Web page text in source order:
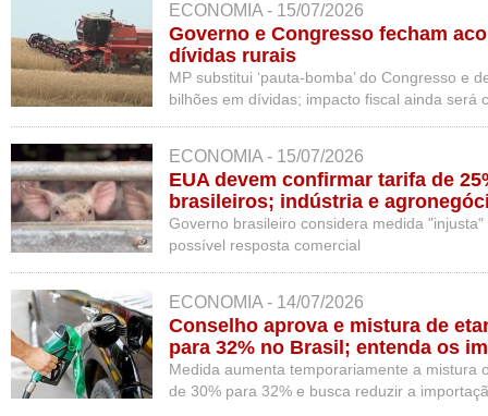
ECONOMIA - 15/07/2026
Governo e Congresso fecham
dívidas rurais
MP substitui ‘pauta-bomba’ do Congresso e
bilhões em dívidas; impacto fiscal ainda será
ECONOMIA - 15/07/2026
EUA devem confirmar tarifa de
brasileiros; indústria e
afetados
Governo brasileiro considera medida
possível resposta comercial
ECONOMIA - 14/07/2026
Conselho aprova e mistura de
para 32% no Brasil; entenda os
Medida aumenta temporariamente a mistura
de 30% para 32% e busca reduzir a